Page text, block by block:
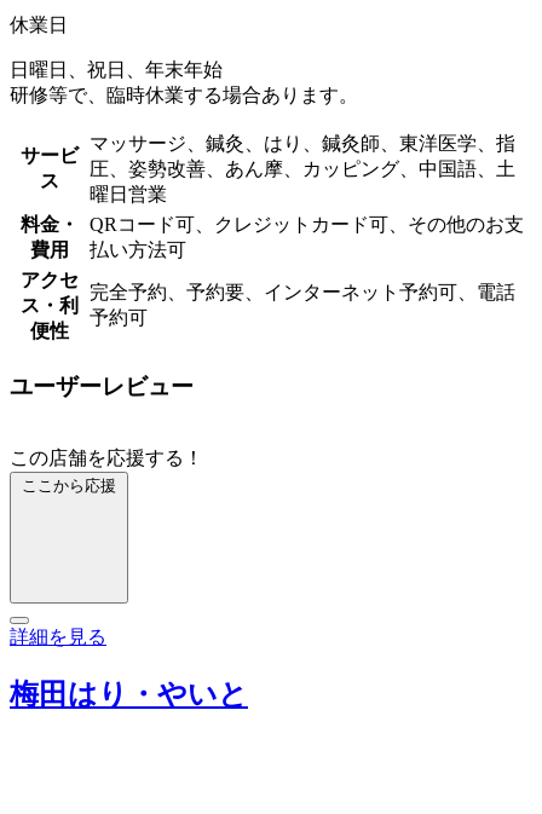
休業日
日曜日、祝日、年末年始
研修等で、臨時休業する場合あります。
サービ
ス
マッサージ、鍼灸、はり、鍼灸師、東洋医学、指
圧、姿勢改善、あん摩、カッピング、中国語、土
曜日営業
料金・
費用
QRコード可、クレジットカード可、その他のお支
払い方法可
アクセ
ス・利
便性
完全予約、予約要、インターネット予約可、電話
予約可
ユーザーレビュー
この店舗を応援する！
ここから応援
詳細を見る
梅田はり・やいと